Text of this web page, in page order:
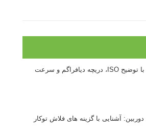
درک نوردهی – همراه با توضیح ISO، دریچه دیافراگم و سرعت
آشنایی با گزینه های فلاش توکار